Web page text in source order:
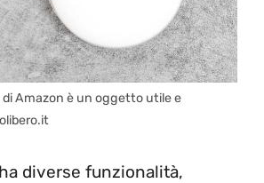
di Amazon è un oggetto utile e
diverse funzionalità,